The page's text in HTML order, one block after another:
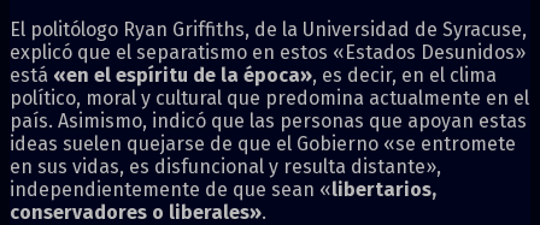
El politólogo Ryan Griffiths, de la Universidad de Syracuse,
explicó que el separatismo en estos «Estados Desunidos»
está «en el espíritu de la época», es decir, en el clima
político, moral y cultural que predomina actualmente en el
país. Asimismo, indicó que las personas que apoyan estas
ideas suelen quejarse de que el Gobierno «se entromete
en sus vidas, es disfuncional y resulta distante»,
independientemente de que sean «libertarios,
conservadores o liberales».